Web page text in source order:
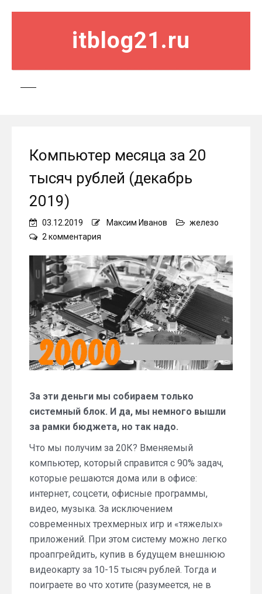
itblog21.ru
Компьютер месяца за 20
тысяч рублей (декабрь
2019)
03.12.2019 Максим Иванов
железо
2 комментария
Компьютер
месяца
за
20
тысяч
рублей
(декабрь
2019)
За эти деньги мы собираем только
системный блок. И да, мы немного вышли
за рамки бюджета, но так надо.
Что мы получим за 20К? Вменяемый
компьютер, который справится с 90% задач,
которые решаются дома или в офисе:
интернет, соцсети, офисные программы,
видео, музыка. За исключением
современных трехмерных игр и «тяжелых»
приложений. При этом систему можно легко
проапгрейдить, купив в будущем внешнюю
видеокарту за 10-15 тысяч рублей. Тогда и
поиграете во что хотите (разумеется, не в